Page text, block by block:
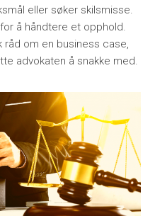
eller søker skilsmisse.
å håndtere et opphold.
råd om en business case,
advokaten å snakke med.